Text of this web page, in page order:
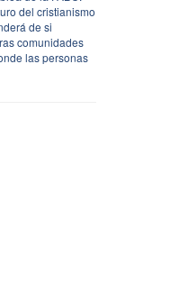
del cristianismo
de si
comunidades
las personas